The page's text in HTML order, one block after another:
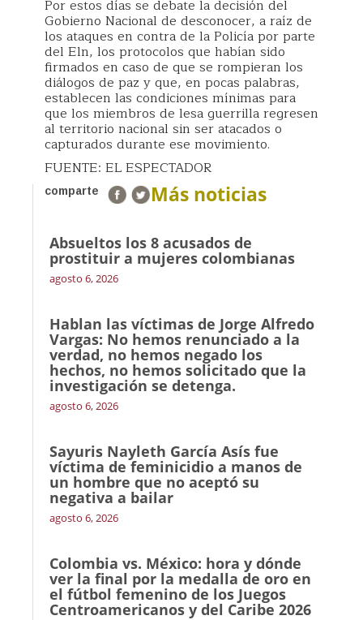
Por estos días se debate la decisión del
Gobierno Nacional de desconocer, a raíz de
los ataques en contra de la Policía por parte
del Eln, los protocolos que habían sido
firmados en caso de que se rompieran los
diálogos de paz y que, en pocas palabras,
establecen las condiciones mínimas para
que los miembros de lesa guerrilla regresen
al territorio nacional sin ser atacados o
capturados durante ese movimiento.
FUENTE: EL ESPECTADOR
comparte Más noticias
Absueltos los 8 acusados de
prostituir a mujeres colombianas
agosto 6, 2026
Hablan las víctimas de Jorge Alfredo
Vargas: No hemos renunciado a la
verdad, no hemos negado los
hechos, no hemos solicitado que la
investigación se detenga.
agosto 6, 2026
Sayuris Nayleth García Asís fue
víctima de feminicidio a manos de
un hombre que no aceptó su
negativa a bailar
agosto 6, 2026
Colombia vs. México: hora y dónde
ver la final por la medalla de oro en
el fútbol femenino de los Juegos
Centroamericanos y del Caribe 2026